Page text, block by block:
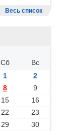
Весь список
Сб
Вс
1
2
8
9
15
16
22
23
29
30